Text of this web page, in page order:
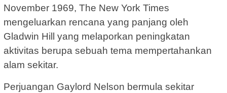
November 1969, The New York Times
mengeluarkan rencana yang panjang oleh
Gladwin Hill yang melaporkan peningkatan
aktivitas berupa sebuah tema mempertahankan
alam sekitar.
Perjuangan Gaylord Nelson bermula sekitar